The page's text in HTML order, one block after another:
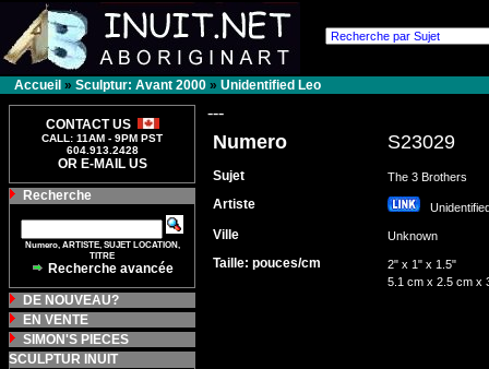
Accueil » Sculptur: Avant 2000 » Unidentified Leo
CONTACT US
CALL: 11AM - 9PM PST
604.913.2428
OR E-MAIL US
Recherche
Numero, ARTISTE, SUJET LOCATION,
TITRE
Recherche avancée
DE NOUVEAU?
EN VENTE
SIMON'S PIECES
SCULPTUR INUIT
---
Numero S23029
Sujet The 3 Brothers
Artiste
Ville Unknown
Taille: pouces/cm
2" x 1" x 1.5"
5.1 cm x 2.5 cm x